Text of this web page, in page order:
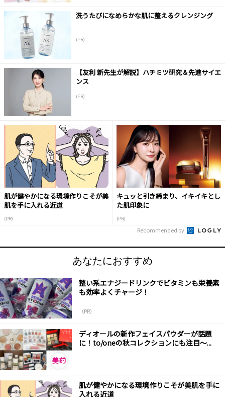
洗うたびになめらかな肌に整えるクレンジング
(PR)
【友利 新先生が解説】ハチミツ研究＆先進サイエ
ンス
(PR)
肌が健やかになる環境作りこそが美
肌を手に入れる近道
(PR)
キュッと引き締まり、イキイキとし
た肌印象に
(PR)
Recommended by
あなたにおすすめ
整い系エナジードリンクでビタミンも栄養素
も効率よくチャージ！
（PR）
ディオールの新作フェイスパウダーが話題
に！to/oneの秋コレクションにも注目～...
肌が健やかになる環境作りこそが美肌を手に
入れる近道